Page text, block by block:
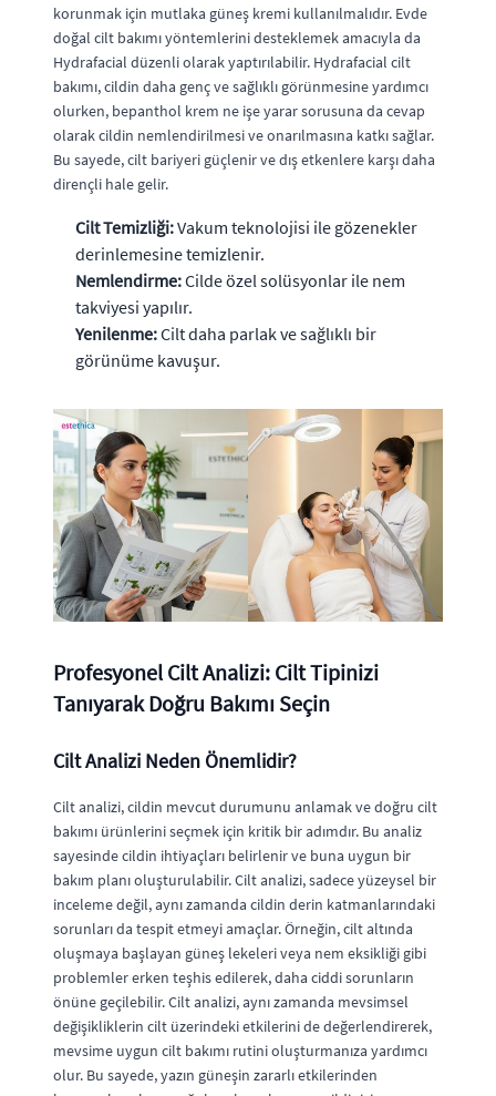
korunmak için mutlaka güneş kremi kullanılmalıdır. Evde
doğal cilt bakımı yöntemlerini desteklemek amacıyla da
Hydrafacial düzenli olarak yaptırılabilir. Hydrafacial cilt
bakımı, cildin daha genç ve sağlıklı görünmesine yardımcı
olurken, bepanthol krem ne işe yarar sorusuna da cevap
olarak cildin nemlendirilmesi ve onarılmasına katkı sağlar.
Bu sayede, cilt bariyeri güçlenir ve dış etkenlere karşı daha
dirençli hale gelir.
Cilt Temizliği:Vakum teknolojisi ile gözenekler
derinlemesine temizlenir.
Nemlendirme:Cilde özel solüsyonlar ile nem
takviyesi yapılır.
Yenilenme:Cilt daha parlak ve sağlıklı bir
görünüme kavuşur.
Profesyonel Cilt Analizi: Cilt Tipinizi
Tanıyarak Doğru Bakımı Seçin
Cilt Analizi Neden Önemlidir?
Cilt analizi, cildin mevcut durumunu anlamak ve doğru cilt
bakımı ürünlerini seçmek için kritik bir adımdır. Bu analiz
sayesinde cildin ihtiyaçları belirlenir ve buna uygun bir
bakım planı oluşturulabilir. Cilt analizi, sadece yüzeysel bir
inceleme değil, aynı zamanda cildin derin katmanlarındaki
sorunları da tespit etmeyi amaçlar. Örneğin, cilt altında
oluşmaya başlayan güneş lekeleri veya nem eksikliği gibi
problemler erken teşhis edilerek, daha ciddi sorunların
önüne geçilebilir. Cilt analizi, aynı zamanda mevsimsel
değişikliklerin cilt üzerindeki etkilerini de değerlendirerek,
mevsime uygun cilt bakımı rutini oluşturmanıza yardımcı
olur. Bu sayede, yazın güneşin zararlı etkilerinden